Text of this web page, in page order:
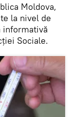
Moldova,
la nivel de
informativă
Sociale.